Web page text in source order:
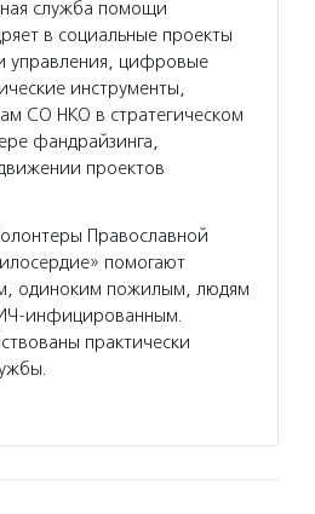
служба помощи
в социальные проекты
управления, цифровые
инструменты,
СО НКО в стратегическом
фандрайзинга,
проектов
Православной
помогают
одиноким пожилым, людям
инфицированным.
практически